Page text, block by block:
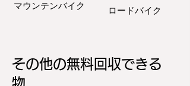
マウンテンバイク ロードバイク
その他の無料回収できる
物